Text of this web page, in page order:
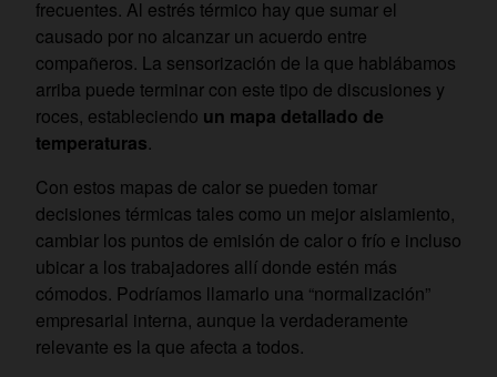
frecuentes. Al estrés térmico hay que sumar el
causado por no alcanzar un acuerdo entre
compañeros. La sensorización de la que hablábamos
arriba puede terminar con este tipo de discusiones y
roces, estableciendo un mapa detallado de
temperaturas.
Con estos mapas de calor se pueden tomar
decisiones térmicas tales como un mejor aislamiento,
cambiar los puntos de emisión de calor o frío e incluso
ubicar a los trabajadores allí donde estén más
cómodos. Podríamos llamarlo una “normalización”
empresarial interna, aunque la verdaderamente
relevante es la que afecta a todos.